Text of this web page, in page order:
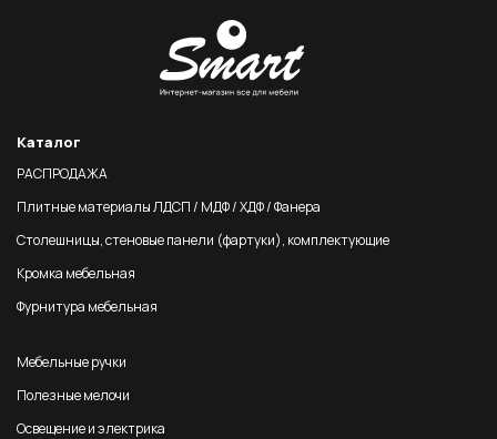
Каталог
РАСПРОДАЖА
Плитные материалы ЛДСП / МДФ / ХДФ / Фанера
Столешницы, стеновые панели (фартуки), комплектующие
Кромка мебельная
Фурнитура мебельная
Мебельные ручки
Полезные мелочи
Освещение и электрика